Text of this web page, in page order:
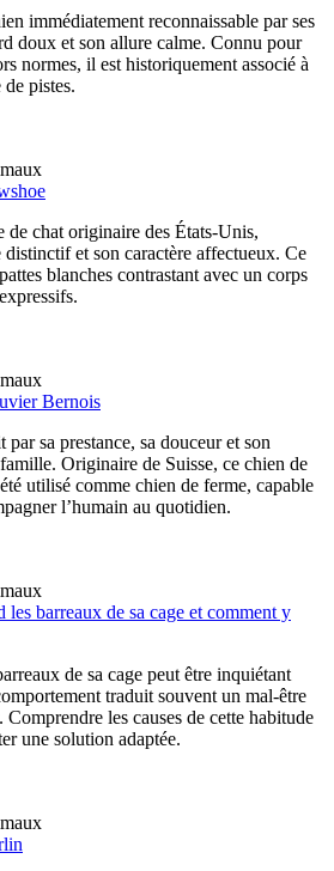
immédiatement reconnaissable par ses
doux et son allure calme. Connu pour
normes, il est historiquement associé à
de pistes.
de chat originaire des États-Unis,
et son caractère affectueux. Ce
blanches contrastant avec un corps
Bernois
sa prestance, sa douceur et son
Originaire de Suisse, ce chien de
utilisé comme chien de ferme, capable
l’humain au quotidien.
barreaux de sa cage et comment y
de sa cage peut être inquiétant
traduit souvent un mal-être
les causes de cette habitude
une solution adaptée.